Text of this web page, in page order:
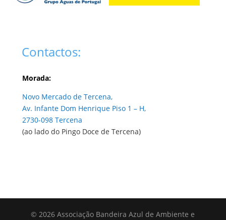
Contactos:
Morada:
Novo Mercado de Tercena,
Av. Infante Dom Henrique Piso 1 – H,
2730-098 Tercena
(ao lado do Pingo Doce de Tercena)
© 2026 Associação Bandeira Azul de Ambiente e